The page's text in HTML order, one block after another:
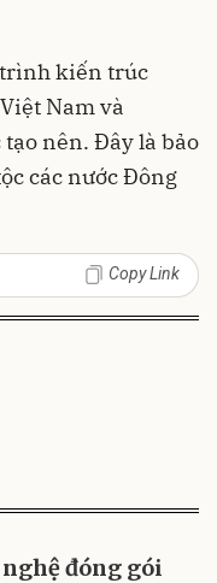
trình kiến trúc
Nam và
nên. Đây là bảo
các nước Đông
Copy Link
đóng gói